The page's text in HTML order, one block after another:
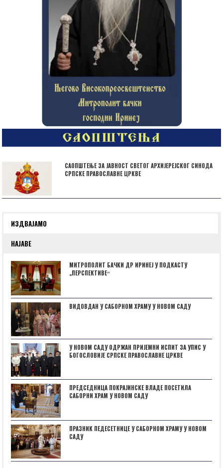
САОПШТЕЊЕ ЗА ЈАВНОСТ СВЕТОГ АРХИЈЕРЕЈСКОГ СИНОДА
СРПСКЕ ПРАВОСЛАВНЕ ЦРКВЕ
ИЗДВАЈАМО
НАЈАВЕ
МИТРОПОЛИТ БАЧКИ ДР ИРИНЕЈ У ПОДКАСТУ
„ПЕРСПЕКТИВЕˮ
ВИДОВДАН У САБОРНОМ ХРАМУ У НОВОМ САДУ
У НОВОМ САДУ ОДРЖАН ПРИЈЕМНИ ИСПИТ ЗА УПИС У
БОГОСЛОВИЈЕ СРПСКЕ ПРАВОСЛАВНЕ ЦРКВЕ
ПРЕДСЕДНИЦА ПОКРАЈИНСКЕ ВЛАДЕ ПОСЕТИЛА
САБОРНИ ХРАМ У НОВОМ САДУ
ПРАЗНИК ПЕДЕСЕТНИЦЕ У САБОРНОМ ХРАМУ У НОВОМ
САДУ